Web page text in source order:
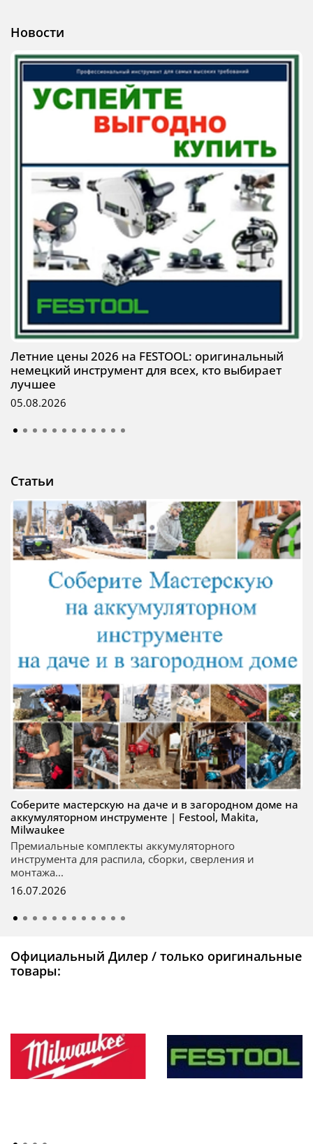
Новости
Летние цены 2026 на FESTOOL: оригинальный
немецкий инструмент для всех, кто выбирает
лучшее
05.08.2026
Статьи
Соберите мастерскую на даче и в загородном доме на
аккумуляторном инструменте | Festool, Makita,
Milwaukee
Премиальные комплекты аккумуляторного
инструмента для распила, сборки, сверления и
монтажа...
16.07.2026
Официальный Дилер / только оригинальные
товары: